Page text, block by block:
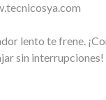
lento te frene.
sin interrupciones!